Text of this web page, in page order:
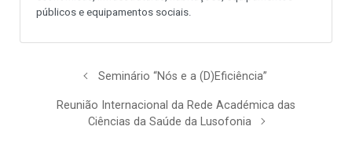
públicos e equipamentos sociais.
Seminário “Nós e a (D)Eficiência”
Reunião Internacional da Rede Académica das
Ciências da Saúde da Lusofonia